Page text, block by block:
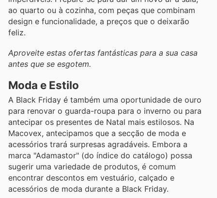
ao quarto ou à cozinha, com peças que combinam
design e funcionalidade, a preços que o deixarão
feliz.
Aproveite estas ofertas fantásticas para a sua casa
antes que se esgotem.
Moda e Estilo
A Black Friday é também uma oportunidade de ouro
para renovar o guarda-roupa para o inverno ou para
antecipar os presentes de Natal mais estilosos. Na
Macovex, antecipamos que a secção de moda e
acessórios trará surpresas agradáveis. Embora a
marca "Adamastor" (do índice do catálogo) possa
sugerir uma variedade de produtos, é comum
encontrar descontos em vestuário, calçado e
acessórios de moda durante a Black Friday.